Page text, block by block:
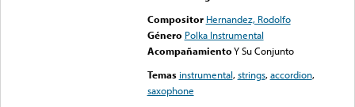
Compositor Hernandez, Rodolfo
Género Polka Instrumental
AcompañamientoY Su Conjunto
Temas instrumental,strings,accordion,
saxophone